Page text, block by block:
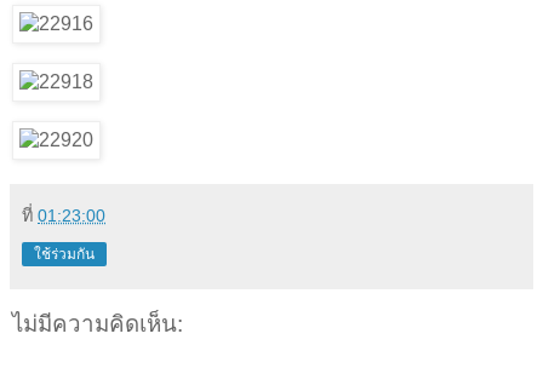
ที่ 01:23:00
ใช้ร่วมกัน
ไม่มีความคิดเห็น: